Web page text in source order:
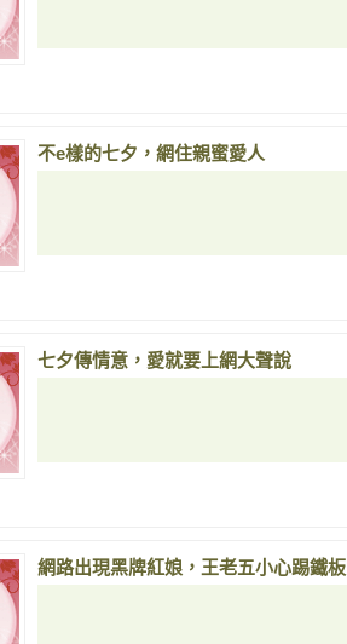
不e樣的七夕，網住親蜜愛人
七夕傳情意，愛就要上網大聲說
網路出現黑牌紅娘，王老五小心踢鐵板